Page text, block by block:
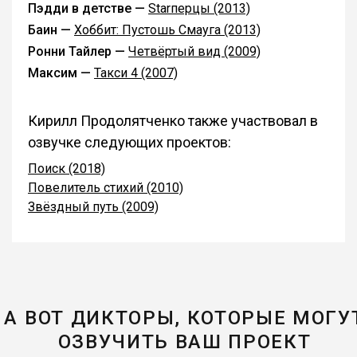
Пэдди в детстве — Starперцы (2013)
Баин — Хоббит: Пустошь Смауга (2013)
Ронни Тайлер — Четвёртый вид (2009)
Максим — Такси 4 (2007)
Кирилл Продолятченко также участвовал в
озвучке следующих проектов:
Поиск (2018)
Повелитель стихий (2010)
Звёздный путь (2009)
А ВОТ ДИКТОРЫ, КОТОРЫЕ
ОЗВУЧИТЬ ВАШ ПРОЕКТ